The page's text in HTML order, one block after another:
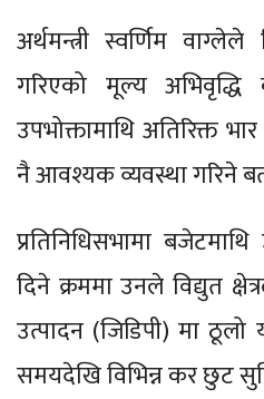
अर्थमन्त्री स्वर्णिम
गरिएको मूल्य
उपभोक्तामाथि अतिरिक्त
नै आवश्यक व्यवस्था गरिने
प्रतिनिधिसभामा
दिने क्रममा उनले विद्युत
उत्पादन (जिडिपी) मा ठूलो
समयदेखि विभिन्न कर छुट